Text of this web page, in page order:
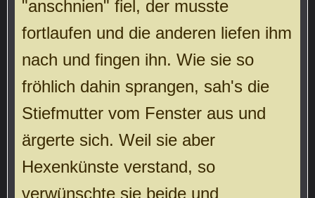
"anschnien" fiel, der musste
fortlaufen und die anderen liefen ihm
nach und fingen ihn. Wie sie so
fröhlich dahin sprangen, sah's die
Stiefmutter vom Fenster aus und
ärgerte sich. Weil sie aber
Hexenkünste verstand, so
verwünschte sie beide und